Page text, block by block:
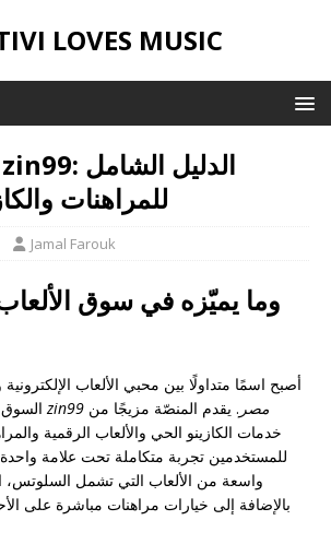
LOVES MUSIC
zin99: الدليل الشامل
للمراهنات
Jamal Farouk
السوق العربية، وخصوصًا في
zin99 مصر . يقدم المنصّة مزيجًا من
خدمات الكازينو الحي والألعاب الرقمية
للمستخدمين تجربة متكاملة تحت علامة واحدة.
واسعة من الألعاب التي تشمل السلوتس،
بالإضافة إلى خيارات مراهنات مباشرة على